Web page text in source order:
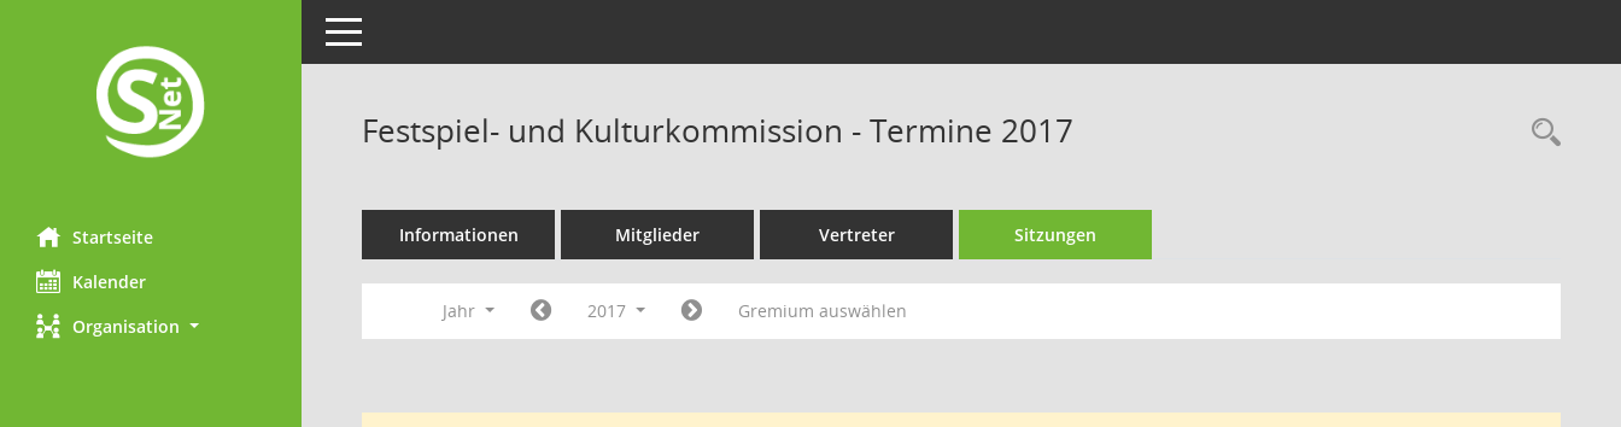
Startseite
Kalender
Organisation
Toggle navigation
Festspiel- und Kulturkommission - Termine 2017
Informationen Mitglieder Vertreter Sitzungen
Jahr 2017 Gremium auswählen